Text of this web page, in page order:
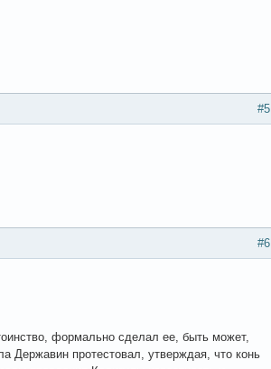
#5
#6
формально сделал ее, быть может,
Державин протестовал, утверждая, что конь